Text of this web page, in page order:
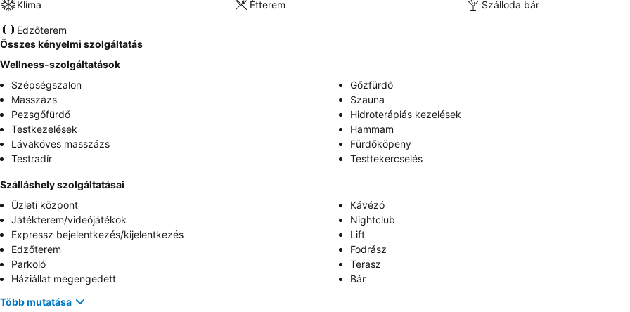
Klíma Étterem Szálloda bár
Edzőterem
Összes kényelmi szolgáltatás
Wellness-szolgáltatások
Szépségszalon
Gőzfürdő
Masszázs
Szauna
Pezsgőfürdő
Hidroterápiás kezelések
Testkezelések
Hammam
Lávaköves masszázs
Fürdőköpeny
Testradír
Testtekercselés
Szálláshely szolgáltatásai
Üzleti központ
Kávézó
Játékterem/videójátékok
Nightclub
Expressz bejelentkezés/kijelentkezés
Lift
Edzőterem
Fodrász
Parkoló
Terasz
Háziállat megengedett
Bár
Több mutatása